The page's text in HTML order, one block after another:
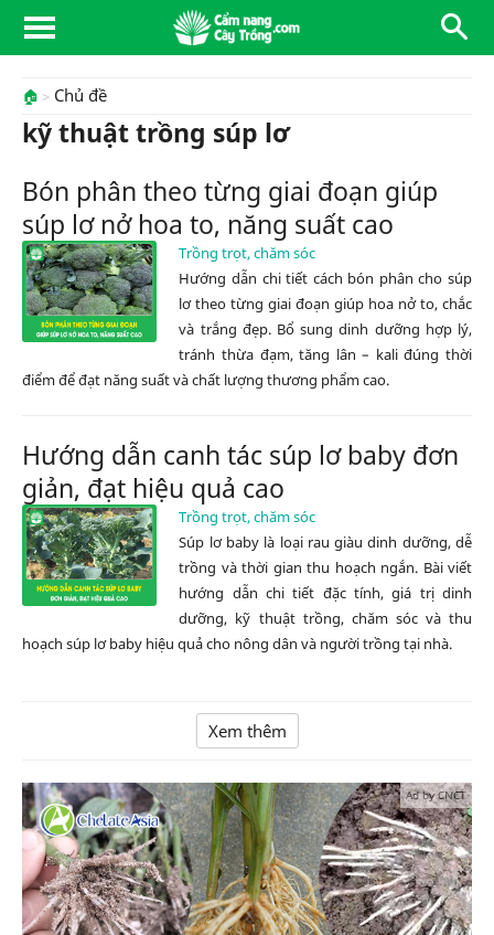
🏠 Chủ đề
kỹ thuật trồng súp lơ
Bón phân theo từng giai đoạn giúp
súp lơ nở hoa to, năng suất cao
Trồng trọt, chăm sóc
Hướng dẫn chi tiết cách bón phân cho súp
lơ theo từng giai đoạn giúp hoa nở to, chắc
và trắng đẹp. Bổ sung dinh dưỡng hợp lý,
tránh thừa đạm, tăng lân – kali đúng thời
điểm để đạt năng suất và chất lượng thương phẩm cao.
Hướng dẫn canh tác súp lơ baby đơn
giản, đạt hiệu quả cao
Trồng trọt, chăm sóc
Súp lơ baby là loại rau giàu dinh dưỡng, dễ
trồng và thời gian thu hoạch ngắn. Bài viết
hướng dẫn chi tiết đặc tính, giá trị dinh
dưỡng, kỹ thuật trồng, chăm sóc và thu
hoạch súp lơ baby hiệu quả cho nông dân và người trồng tại nhà.
Xem thêm
Ad by CNCT